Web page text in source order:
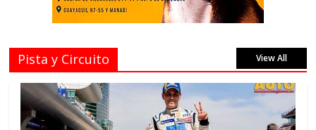
Pista y Circuito View All